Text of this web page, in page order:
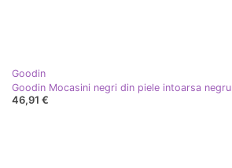
Goodin
Goodin Mocasini negri din piele intoarsa negru
46,91 €